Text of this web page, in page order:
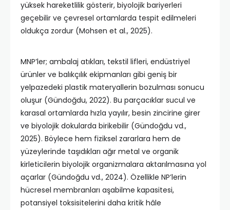
yüksek hareketlilik gösterir, biyolojik bariyerleri
geçebilir ve çevresel ortamlarda tespit edilmeleri
oldukça zordur (Mohsen et al., 2025).
MNP’ler; ambalaj atıkları, tekstil lifleri, endüstriyel
ürünler ve balıkçılık ekipmanları gibi geniş bir
yelpazedeki plastik materyallerin bozulması sonucu
oluşur (Gündoğdu, 2022). Bu parçacıklar sucul ve
karasal ortamlarda hızla yayılır, besin zincirine girer
ve biyolojik dokularda birikebilir (Gündoğdu vd.,
2025). Böylece hem fiziksel zararlara hem de
yüzeylerinde taşıdıkları ağır metal ve organik
kirleticilerin biyolojik organizmalara aktarılmasına yol
açarlar (Gündoğdu vd., 2024). Özellikle NP’lerin
hücresel membranları aşabilme kapasitesi,
potansiyel toksisitelerini daha kritik hâle